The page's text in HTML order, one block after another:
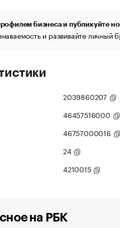
бизнеса и публикуйте
и развивайте личный
2039860207
46457516000
46757000016
24
4210015
на РБК